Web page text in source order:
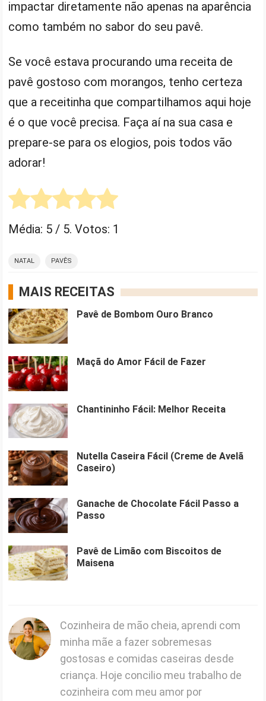
impactar diretamente não apenas na aparência
como também no sabor do seu pavê.
Se você estava procurando uma receita de
pavê gostoso com morangos, tenho certeza
que a receitinha que compartilhamos aqui hoje
é o que você precisa. Faça aí na sua casa e
prepare-se para os elogios, pois todos vão
adorar!
Média: 5 / 5. Votos: 1
NATAL PAVÊS
MAIS RECEITAS
Pavê de Bombom Ouro Branco
Maçã do Amor Fácil de Fazer
Chantininho Fácil: Melhor Receita
Nutella Caseira Fácil (Creme de Avelã
Caseiro)
Ganache de Chocolate Fácil Passo a
Passo
Pavê de Limão com Biscoitos de
Maisena
Cozinheira de mão cheia, aprendi com
minha mãe a fazer sobremesas
gostosas e comidas caseiras desde
criança. Hoje concilio meu trabalho de
cozinheira com meu amor por